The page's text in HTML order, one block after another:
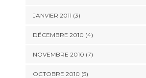
JANVIER 2011 (3)
DÉCEMBRE 2010 (4)
NOVEMBRE 2010 (7)
OCTOBRE 2010 (5)